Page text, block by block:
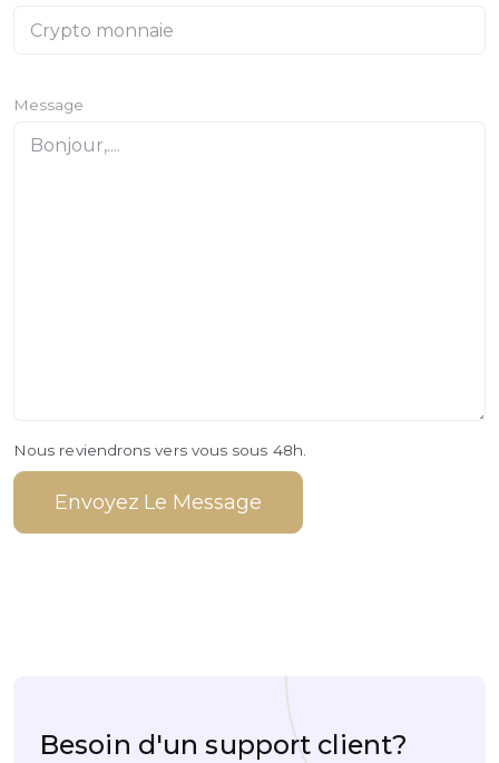
Message
Nous reviendrons vers vous sous 48h.
Besoin d'un support client?